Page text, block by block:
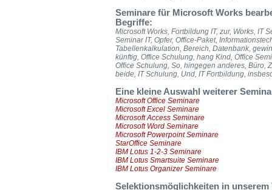
Seminare für Microsoft Works
Begriffe:
Microsoft Works, Fortbildung IT, zur, Works, IT
Seminar IT, Opfer, Office-Paket,
Tabellenkalkulation, Bereich, Datenbank,
künftig, Office Schulung, hang Kind, Office
Office Schulung, So, hingegen anderes, Büro,
beide, IT Schulung, Und, IT Fortbildung,
Eine kleine Auswahl weiterer
Microsoft Office Seminare
Microsoft Excel Seminare
Microsoft Access Seminare
Microsoft Word Seminare
Microsoft Powerpoint Seminare
StarOffice Seminare
IBM Lotus 1-2-3 Seminare
IBM Lotus Smartsuite Seminare
IBM Lotus Organizer Seminare
Selektionsmöglichkeiten in unserem